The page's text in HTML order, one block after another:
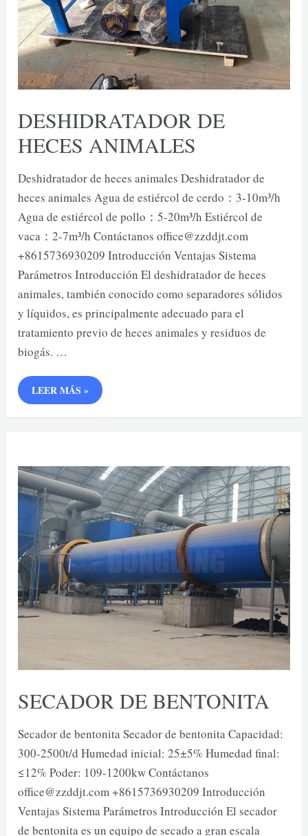
DESHIDRATADOR DE
HECES ANIMALES
Deshidratador de heces animales Deshidratador de
heces animales Agua de estiércol de cerdo：3-10m³/h
Agua de estiércol de pollo：5-20m³/h Estiércol de
vaca：2-7m³/h Contáctanos office@zzddjt.com
+8615736930209 Introducción Ventajas Sistema
Parámetros Introducción El deshidratador de heces
animales, también conocido como separadores sólidos
y líquidos, es principalmente adecuado para el
tratamiento previo de heces animales y residuos de
biogás. …
DESHIDRATADOR
DE
HECES
LEER MÁS »
SECADOR DE BENTONITA
Secador de bentonita Secador de bentonita Capacidad:
300-2500t/d Humedad inicial: 25±5% Humedad final:
≤12% Poder: 109-1200kw Contáctanos
office@zzddjt.com +8615736930209 Introducción
Ventajas Sistema Parámetros Introducción El secador
de bentonita es un equipo de secado a gran escala